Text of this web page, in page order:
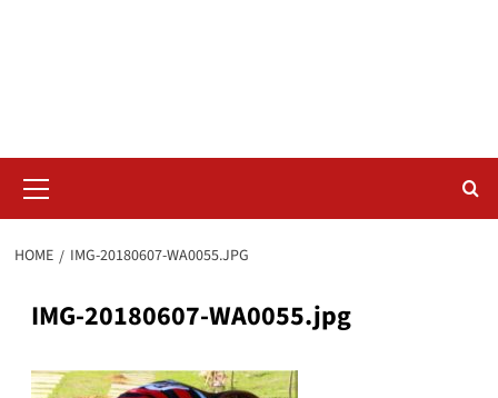
Menu
HOME IMG-20180607-WA0055.JPG
IMG-20180607-WA0055.jpg